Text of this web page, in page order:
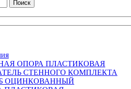
Поиск
ОПОРА ПЛАСТИКОВАЯ
СТЕННОГО КОМПЛЕКТА
ОЦИНКОВАННЫЙ